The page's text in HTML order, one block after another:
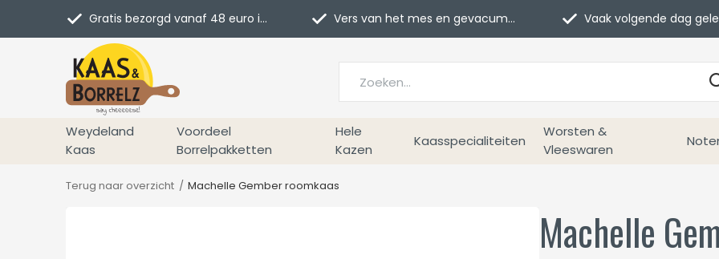
Weydeland
Kaas
Voordeel
Borrelpakketten
Hele
Kazen
Kaasspecialiteiten
Worsten &
Vleeswaren
Gratis bezorgd vanaf 48 euro in NL Vers van het mes en gevacumeerd Vaak volgende dag geleverd
Terug naar overzicht Machelle Gember roomkaas
Machelle